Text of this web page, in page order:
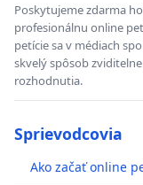
Poskytujeme zdarma
profesionálnu online
petície sa v médiach
skvelý spôsob
rozhodnutia.
Sprievodcovia
Ako začať online